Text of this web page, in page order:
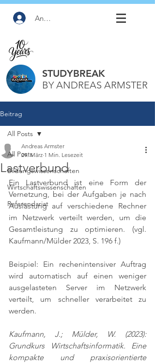
Anmelden
STUDYBREAK
BY ANDREAS ARMSTER
Beitrag
All Posts
Bildungswissenschaften
Wirtschaftswissenschaften
Referendariat
All Posts
Lastverbund
Andreas Armster
29. März 1 Min. Lesezeit
Ein Lastverbund ist eine Form der
Vernetzung, bei der Aufgaben je nach
Auslastung auf verschiedene Rechner
im Netzwerk verteilt werden, um die
Gesamtleistung zu optimieren. (vgl.
Kaufmann/Mülder 2023, S. 196 f.)
Beispiel: Ein rechenintensiver Auftrag
wird automatisch auf einen weniger
ausgelasteten Server im Netzwerk
verteilt, um schneller verarbeitet zu
werden.
Kaufmann, J.; Mülder, W. (2023):
Grundkurs Wirtschaftsinformatik. Eine
kompakte und praxisorientierte